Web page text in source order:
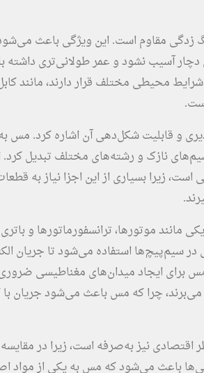
زدگی مقاوم است. این ویژگی باعث
آسیب نشود و عمر طولانی‌تری داشته
محیطی مختلف قرار دارند، مانند
و قابلیت شکل‌دهی آن اشاره کرد. مس
نازک و رشته‌های مختلف تبدیل کرد.
زیرا بسیاری از این اجزا نیاز به
مانند موتورها، ترانسفورماتورها و
سیم‌پیچ‌ها استفاده می‌شود تا جریان
مس برای ایجاد میدان‌های مغناطیسی
می‌برند، چرا که مس باعث می‌شود جریان با
نیز به‌صرفه است، زیرا در مقایسه
باعث می‌شود که مس به یکی از